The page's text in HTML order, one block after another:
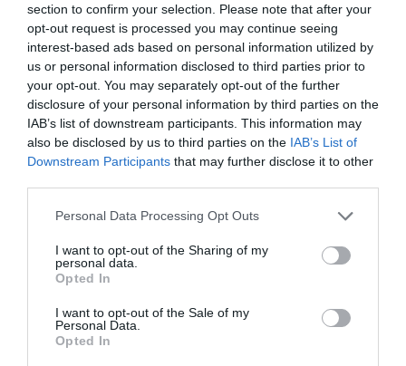
section to confirm your selection. Please note that after your
opt-out request is processed you may continue seeing
interest-based ads based on personal information utilized by
us or personal information disclosed to third parties prior to
your opt-out. You may separately opt-out of the further
disclosure of your personal information by third parties on the
IAB’s list of downstream participants. This information may
also be disclosed by us to third parties on the IAB’s List of
Downstream Participants that may further disclose it to other
Please note that this website/app uses one or more Google
not limited to your visit or usage behaviour. You may click to
grant or deny consent to Google and its third-party tags to
use your data for below specified purposes in below Google
consent section.
Personal Data Processing Opt Outs
I want to opt-out of the Sharing of my
personal data.
Opted In
I want to opt-out of the Sale of my
Personal Data.
Opted In
ΡΟΗ ΕΙΔΗΣΕΩΝ
Το χρηματοδοτούμενο